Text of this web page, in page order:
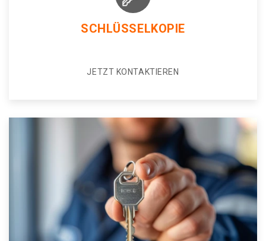
SCHLÜSSELKOPIE
JETZT KONTAKTIEREN